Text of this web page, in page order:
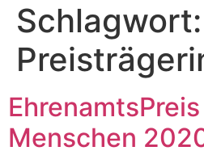
Schlagwort:
Menschen